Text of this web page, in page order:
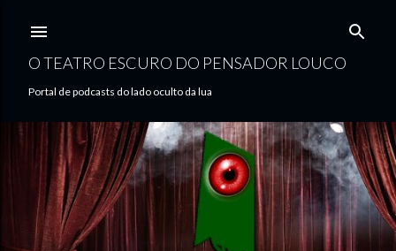
O TEATRO ESCURO DO PENSADOR LOUCO
Portal de podcasts do lado oculto da lua